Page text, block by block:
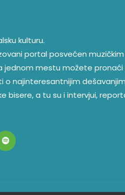
kulturu.
portal posvećen
jednom mestu možete pronaći
o najinteresantnijim
bisere, a tu su i intervjui,